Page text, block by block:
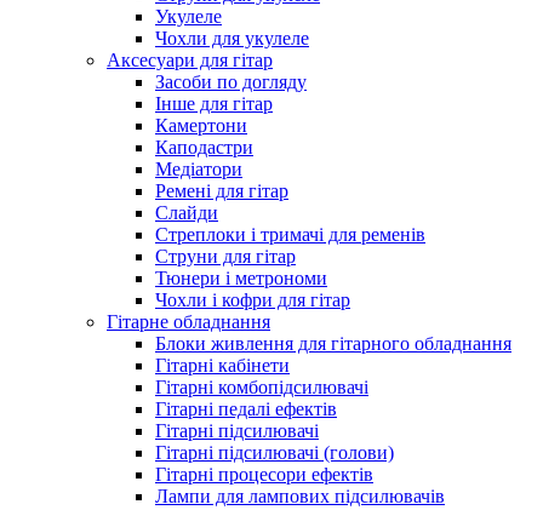
Укулеле
Чохли для укулеле
Аксесуари для гітар
Засоби по догляду
Інше для гітар
Камертони
Каподастри
Медіатори
Ремені для гітар
Слайди
Стреплоки і тримачі для ременів
Струни для гітар
Тюнери і метрономи
Чохли і кофри для гітар
Гітарне обладнання
Блоки живлення для гітарного обладнання
Гітарні кабінети
Гітарні комбопідсилювачі
Гітарні педалі ефектів
Гітарні підсилювачі
Гітарні підсилювачі (голови)
Гітарні процесори ефектів
Лампи для лампових підсилювачів